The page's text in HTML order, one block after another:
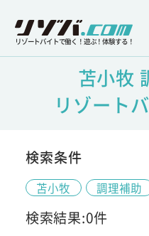
リゾートバイトで働く！遊ぶ！体験する！
苫小牧
リゾート
検索条件
苫小牧 調理補助
検索結果:0件